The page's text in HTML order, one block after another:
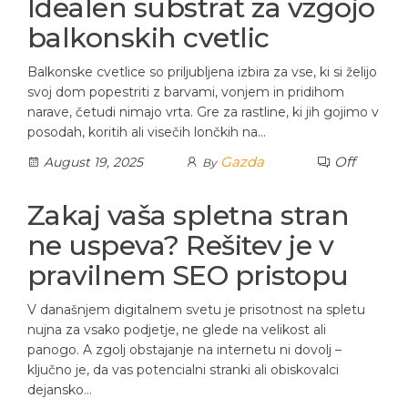
Idealen substrat za vzgojo
balkonskih cvetlic
Balkonske cvetlice so priljubljena izbira za vse, ki si želijo
svoj dom popestriti z barvami, vonjem in pridihom
narave, četudi nimajo vrta. Gre za rastline, ki jih gojimo v
posodah, koritih ali visečih lončkih na…
August 19, 2025
By Gazda Off
Zakaj vaša spletna stran
ne uspeva? Rešitev je v
pravilnem SEO pristopu
V današnjem digitalnem svetu je prisotnost na spletu
nujna za vsako podjetje, ne glede na velikost ali
panogo. A zgolj obstajanje na internetu ni dovolj –
ključno je, da vas potencialni stranki ali obiskovalci
dejansko…